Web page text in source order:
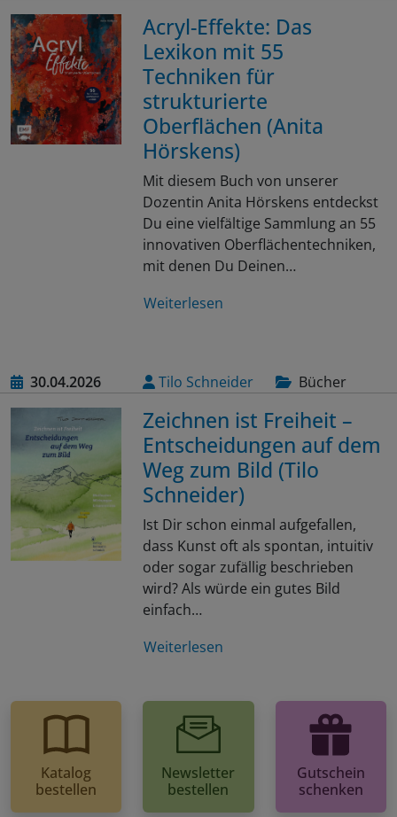
Acryl-Effekte: Das
Lexikon mit 55
Techniken für
strukturierte
Oberflächen (Anita
Hörskens)
Mit diesem Buch von unserer
Dozentin Anita Hörskens entdeckst
Du eine vielfältige Sammlung an 55
innovativen Oberflächentechniken,
mit denen Du Deinen…
Weiterlesen
30.04.2026 Tilo Schneider Bücher
Zeichnen ist Freiheit –
Entscheidungen auf dem
Weg zum Bild (Tilo
Schneider)
Ist Dir schon einmal aufgefallen,
dass Kunst oft als spontan, intuitiv
oder sogar zufällig beschrieben
wird? Als würde ein gutes Bild
einfach…
Weiterlesen
Katalog
bestellen
Newsletter
bestellen
Gutschein
schenken